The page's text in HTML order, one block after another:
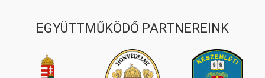
EGYÜTTMŰKÖDŐ PARTNEREINK
INEOS